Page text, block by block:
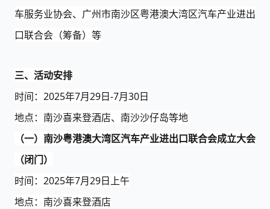
车服务业协会、 广州市南沙区粤港澳大湾区汽车产业进出
口联合会（筹备）等
三、活动安排
时间： 2025年7月29日-7月30日
地点：南沙喜来登酒店、 南沙沙仔岛等地
（一） 南沙粤港澳大湾区汽车产业进出口联合会成立大会
（闭门）
时间： 2025年7月29日上午
地点： 南沙喜来登酒店